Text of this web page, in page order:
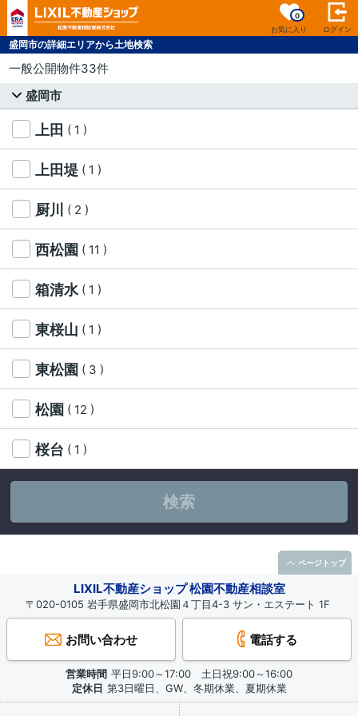
お気に入り
0
ログイン
盛岡市の詳細エリアから土地検索
一般公開物件33件
盛岡市
上田 ( 1 )
上田堤 ( 1 )
厨川 ( 2 )
西松園 ( 11 )
箱清水 ( 1 )
東桜山 ( 1 )
東松園 ( 3 )
松園 ( 12 )
桜台 ( 1 )
検索
LIXIL不動産ショップ 松園不動産相談室
〒020-0105 岩手県盛岡市北松園４丁目4-3 サン・エステート 1F
お問い合わせ 電話する
営業時間 平日9:00～17:00 土日祝9:00～16:00
定休日 第3日曜日、GW、冬期休業、夏期休業
ページトップ